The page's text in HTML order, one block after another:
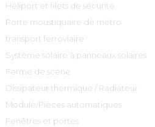
Héliport et filets de sécurité
Porte moustiquaire de métro
transport ferroviaire
Système solaire à panneaux solaires
Ferme de scène
Dissipateur thermique / Radiateur
Module/Pièces automatiques
Fenêtres et portes